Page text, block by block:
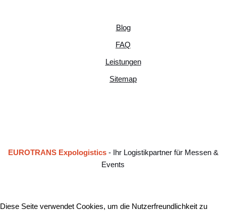
Blog
FAQ
Leistungen
Sitemap
EUROTRANS Expologistics- Ihr Logistikpartner für Messen &
Events
Diese Seite verwendet Cookies, um die Nutzerfreundlichkeit zu